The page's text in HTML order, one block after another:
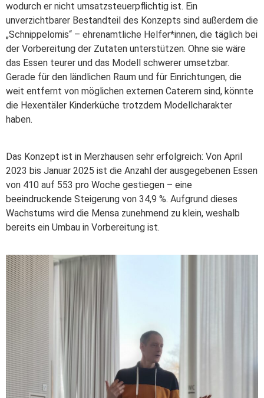
wodurch er nicht umsatzsteuerpflichtig ist. Ein
unverzichtbarer Bestandteil des Konzepts sind außerdem die
„Schnippelomis“ – ehrenamtliche Helfer*innen, die täglich bei
der Vorbereitung der Zutaten unterstützen. Ohne sie wäre
das Essen teurer und das Modell schwerer umsetzbar.
Gerade für den ländlichen Raum und für Einrichtungen, die
weit entfernt von möglichen externen Caterern sind, könnte
die Hexentäler Kinderküche trotzdem Modellcharakter
haben.
Das Konzept ist in Merzhausen sehr erfolgreich: Von April
2023 bis Januar 2025 ist die Anzahl der ausgegebenen Essen
von 410 auf 553 pro Woche gestiegen – eine
beeindruckende Steigerung von 34,9 %. Aufgrund dieses
Wachstums wird die Mensa zunehmend zu klein, weshalb
bereits ein Umbau in Vorbereitung ist.